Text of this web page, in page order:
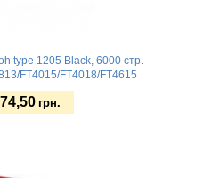
type 1205 Black, 6000 стр.
FT4015/FT4018/FT4615
грн.